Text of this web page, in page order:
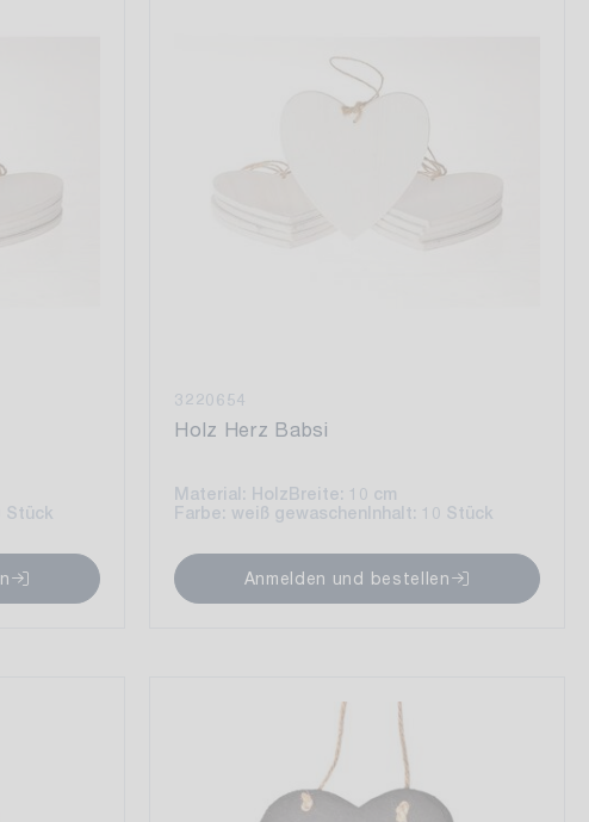
Stück
3220654
Holz Herz Babsi
Material: Holz Breite: 10 cm
Farbe: weiß gewaschen Inhalt: 10 Stück
Anmelden und bestellen